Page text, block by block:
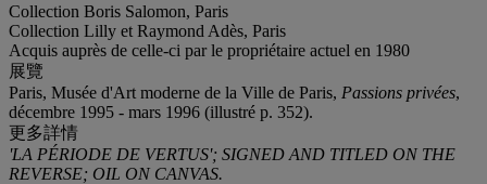
Collection Boris Salomon, Paris
Collection Lilly et Raymond Adès, Paris
Acquis auprès de celle-ci par le propriétaire actuel en 1980
展覽
Paris, Musée d'Art moderne de la Ville de Paris, Passions privées,
décembre 1995 - mars 1996 (illustré p. 352).
更多詳情
'LA PÉRIODE DE VERTUS'; SIGNED AND TITLED ON THE
REVERSE; OIL ON CANVAS.